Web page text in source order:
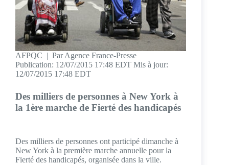
AFPQC | Par Agence France-Presse
Publication: 12/07/2015 17:48 EDT Mis à jour:
12/07/2015 17:48 EDT
Des milliers de personnes à New York à
la 1ère marche de Fierté des handicapés
Des milliers de personnes ont participé dimanche à
New York à la première marche annuelle pour la
Fierté des handicapés, organisée dans la ville.